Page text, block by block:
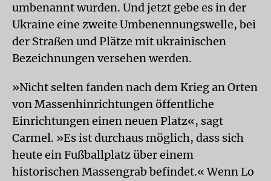
umbenannt wurden. Und jetzt gebe es in der
Ukraine eine zweite Umbenennungswelle, bei
der Straßen und Plätze mit ukrainischen
Bezeichnungen versehen werden.
»Nicht selten fanden nach dem Krieg an Orten
von Massenhinrichtungen öffentliche
Einrichtungen einen neuen Platz«, sagt
Carmel. »Es ist durchaus möglich, dass sich
heute ein Fußballplatz über einem
historischen Massengrab befindet.« Wenn Lo